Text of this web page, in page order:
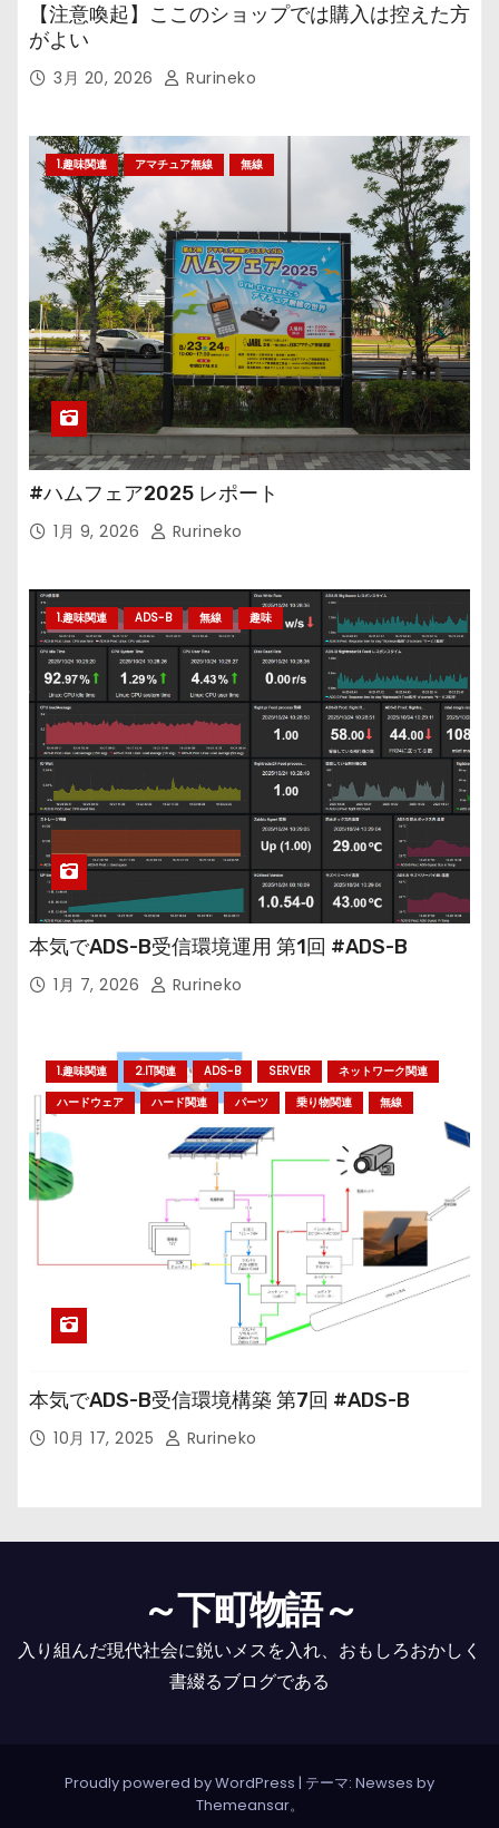
【注意喚起】ここのショップでは購入は控えた方
がよい
3月 20, 2026 Rurineko
1.趣味関連 アマチュア無線 無線
#ハムフェア2025 レポート
1月 9, 2026 Rurineko
1.趣味関連 ADS-B 無線 趣味
本気でADS-B受信環境運用 第1回 #ADS-B
1月 7, 2026 Rurineko
1.趣味関連 2.IT関連 ADS-B SERVER
ネットワーク関連
ハードウェア
ハード関連 パーツ 乗り物関連 無線
本気でADS-B受信環境構築 第7回 #ADS-B
10月 17, 2025 Rurineko
～下町物語～
入り組んだ現代社会に鋭いメスを入れ、おもしろおかしく
書綴るブログである
Proudly powered by WordPress | テーマ: Newses by
Themeansar。